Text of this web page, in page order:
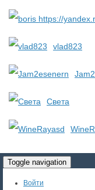
vlad823
Света
Toggle navigation
Войти